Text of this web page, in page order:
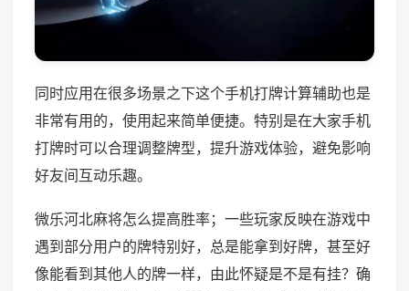
同时应用在很多场景之下这个手机打牌计算辅助也是
非常有用的，使用起来简单便捷。特别是在大家手机
打牌时可以合理调整牌型，提升游戏体验，避免影响
好友间互动乐趣。
微乐河北麻将怎么提高胜率；一些玩家反映在游戏中
遇到部分用户的牌特别好，总是能拿到好牌，甚至好
像能看到其他人的牌一样，由此怀疑是不是有挂？确